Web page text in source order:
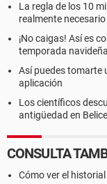
La regla de los 10
realmente
¡No caigas! Así es
temporada navideña
Así puedes tomarte
aplicación
Los científicos
antigüedad en Belice
CONSULTA
Cómo ver el